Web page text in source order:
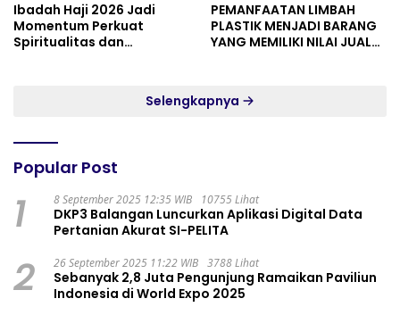
Ibadah Haji 2026 Jadi
Momentum Perkuat
Spiritualitas dan
PEMANFAATAN LIMBAH
PLASTIK MENJADI BARANG
YANG MEMILIKI NILAI JUAL
Selengkapnya
Popular Post
1 8 September 2025 12:35 WIB 10755 Lihat
DKP3 Balangan Luncurkan Aplikasi Digital Data
Pertanian Akurat SI-PELITA
2 26 September 2025 11:22 WIB 3788 Lihat
Sebanyak 2,8 Juta Pengunjung Ramaikan Paviliun
Indonesia di World Expo 2025